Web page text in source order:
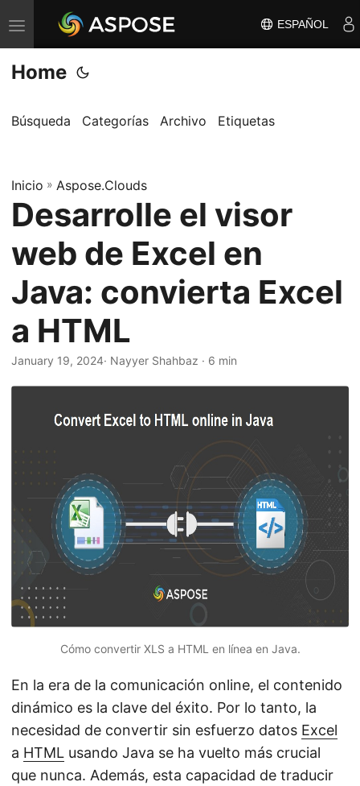
A
l
t
r
r
n
a
v
g
a
c
i
ó
ESPAÑOL
Home
Búsqueda Categorías Archivo Etiquetas
Inicio » Aspose.Clouds
Desarrolle el visor
web de Excel en
Java: convierta Excel
a HTML
January 19, 2024· Nayyer Shahbaz · 6 min
Cómo convertir XLS a HTML en línea en Java.
En la era de la comunicación online, el contenido
dinámico es la clave del éxito. Por lo tanto, la
necesidad de convertir sin esfuerzo datos Excel
a HTML usando Java se ha vuelto más crucial
que nunca. Además, esta capacidad de traducir